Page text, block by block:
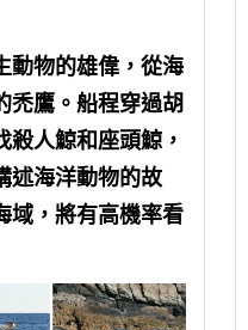
動物的雄偉，從海
禿鷹。船程穿過胡
殺人鯨和座頭鯨，
述海洋動物的故
域，將有高機率看